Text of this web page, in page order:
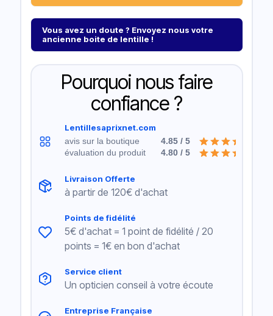
Vous avez un doute ? Envoyez nous votre
ancienne boite de lentille !
Pourquoi nous faire
confiance ?
Lentillesaprixnet.com
avis sur la boutique
4.85 / 5
évaluation du produit
4.80 / 5
Livraison Offerte
à partir de 120€ d'achat
Points de fidélité
5€ d'achat = 1 point de fidélité / 20
points = 1€ en bon d'achat
Service client
Un opticien conseil à votre écoute
Entreprise Française